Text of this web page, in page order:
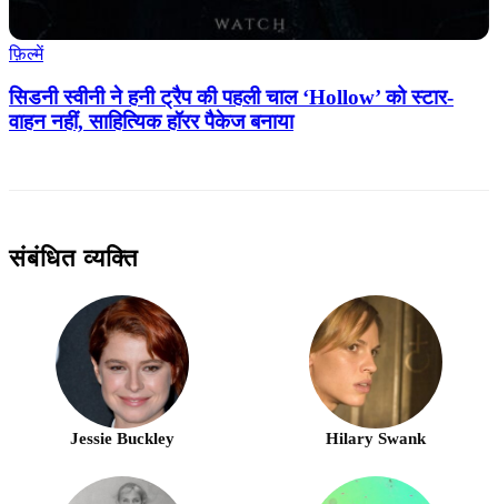
फ़िल्में
सिडनी स्वीनी ने हनी ट्रैप की पहली चाल ‘Hollow’ को स्टार-
वाहन नहीं, साहित्यिक हॉरर पैकेज बनाया
संबंधित व्यक्ति
Jessie Buckley Hilary Swank